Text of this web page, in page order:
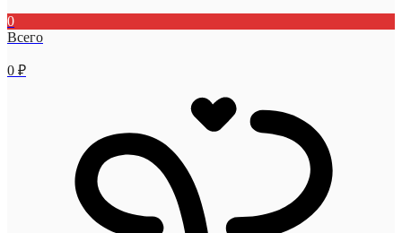
0
Всего
0 ₽